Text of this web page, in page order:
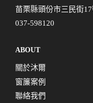
苗栗縣頭份市三民街
037-598120
ABOUT
關於沐爾
窗簾案例
聯絡我們